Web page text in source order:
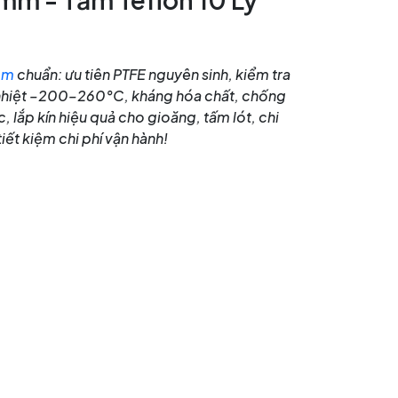
chuẩn: ưu tiên PTFE nguyên sinh, kiểm tra
–200–260°C, kháng hóa chất, chống
lắp kín hiệu quả cho gioăng, tấm lót, chi
kiệm chi phí vận hành!